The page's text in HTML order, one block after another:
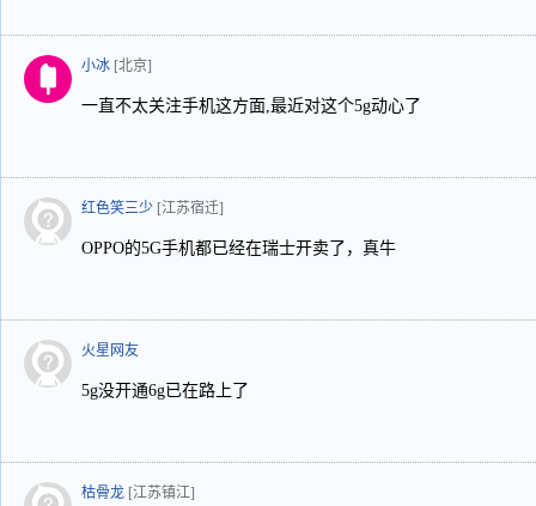
小冰 [北京]
一直不太关注手机这方面,最近对这个5g动心了
红色笑三少 [江苏宿迁]
OPPO的5G手机都已经在瑞士开卖了，真牛
火星网友
5g没开通6g已在路上了
枯骨龙 [江苏镇江]